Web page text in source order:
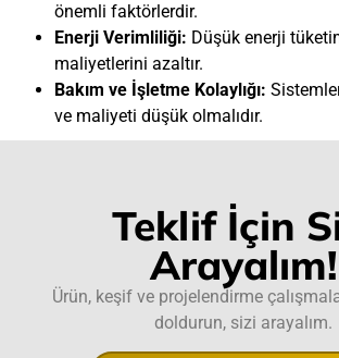
önemli faktörlerdir.
Enerji Verimliliği: Düşük enerji
maliyetlerini azaltır.
Bakım ve İşletme Kolaylığı:
ve maliyeti düşük olmalıdır.
Teklif İçin
Arayalım!
Ürün, keşif ve projelendirme
doldurun, sizi arayalım.